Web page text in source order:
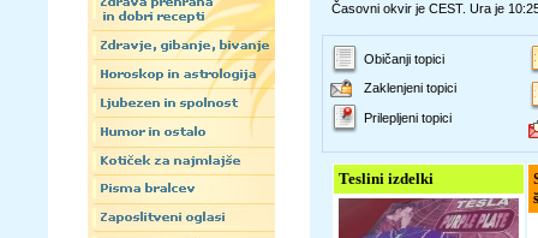
Časovni okvir je CEST. Ura je
Običanji topici
Zaklenjeni topici
Prilepljeni topici
Teslini izdelki